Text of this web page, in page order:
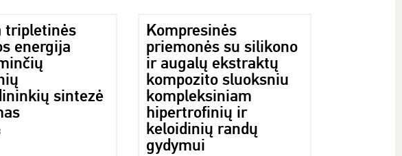
tripletinės
energija
sintezė
Kompresinės
priemonės su silikono
ir augalų ekstraktų
kompozito sluoksniu
kompleksiniam
hipertrofinių ir
keloidinių randų
gydymui